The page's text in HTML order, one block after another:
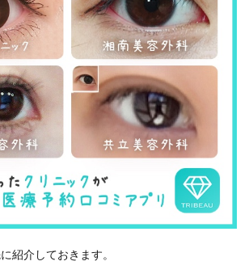
紹介しておきます。